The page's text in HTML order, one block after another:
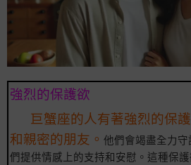
強烈的保護欲
巨蟹座的人有著強烈的保
和親密的朋友。 他們會竭盡全力
們提供情感上的支持和安慰。這種保